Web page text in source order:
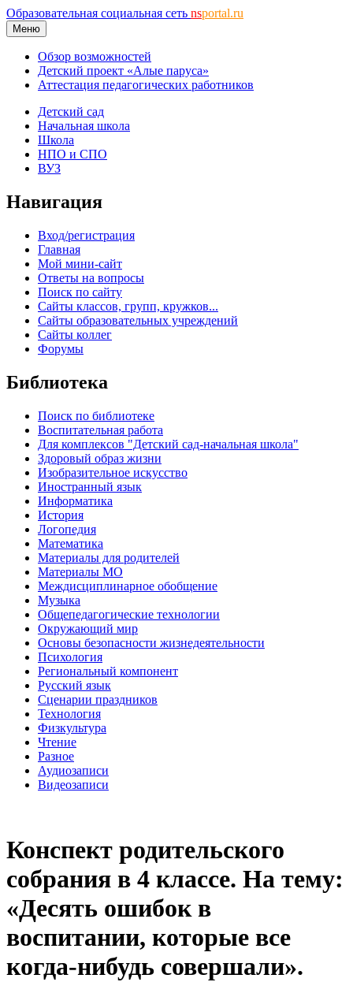
Образовательная социальная сеть nsportal.ru
Меню
Обзор возможностей
Детский проект «Алые паруса»
Аттестация педагогических работников
Детский сад
Начальная школа
Школа
НПО и СПО
ВУЗ
Навигация
Вход/регистрация
Главная
Мой мини-сайт
Ответы на вопросы
Поиск по сайту
Сайты классов, групп, кружков...
Сайты образовательных учреждений
Сайты коллег
Форумы
Библиотека
Поиск по библиотеке
Воспитательная работа
Для комплексов "Детский сад-начальная школа"
Здоровый образ жизни
Изобразительное искусство
Иностранный язык
Информатика
История
Логопедия
Математика
Материалы для родителей
Материалы МО
Междисциплинарное обобщение
Музыка
Общепедагогические технологии
Окружающий мир
Основы безопасности жизнедеятельности
Психология
Региональный компонент
Русский язык
Сценарии праздников
Технология
Физкультура
Чтение
Разное
Аудиозаписи
Видеозаписи
Конспект родительского
собрания в 4 классе. На тему:
«Десять ошибок в
воспитании, которые все
когда-нибудь совершали».